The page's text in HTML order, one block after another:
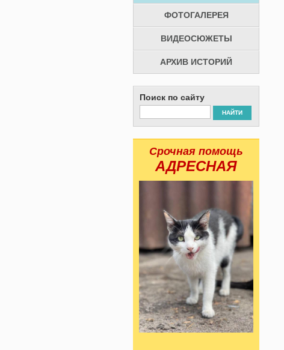
ФОТОГАЛЕРЕЯ
ВИДЕОСЮЖЕТЫ
АРХИВ ИСТОРИЙ
Поиск по сайту
НАЙТИ
Срочная помощь
АДРЕСНАЯ